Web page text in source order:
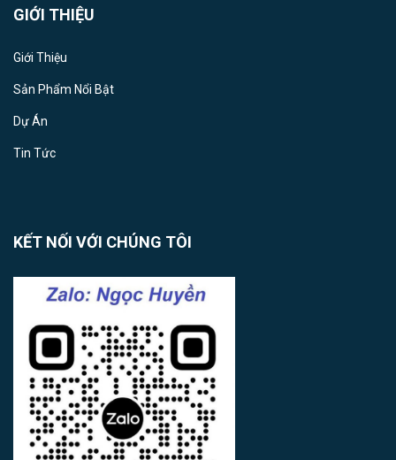
GIỚI THIỆU
Giới Thiệu
Sản Phẩm Nổi Bật
Dự Án
Tin Tức
KẾT NỐI VỚI CHÚNG TÔI